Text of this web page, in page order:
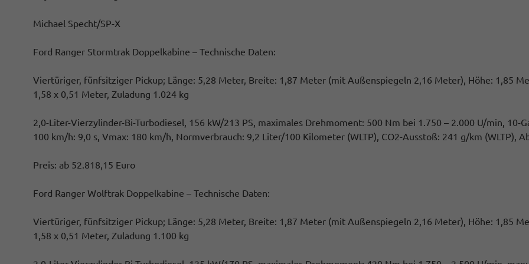
Michael Specht/SP-X
Ford Ranger Stormtrak Doppelkabine – Technische Daten:
Viertüriger, fünfsitziger Pickup; Länge: 5,28 Meter, Breite: 1,87 Meter (mit Außenspiegeln 2,16 Meter), Höhe: 1,85
1,58 x 0,51 Meter, Zuladung 1.024 kg
2,0-Liter-Vierzylinder-Bi-Turbodiesel, 156 kW/213 PS, maximales Drehmoment: 500 Nm bei 1.750 – 2.000 U/min,
100 km/h: 9,0 s, Vmax: 180 km/h, Normverbrauch: 9,2 Liter/100 Kilometer (WLTP), CO2-Ausstoß: 241 g/km (WLTP),
Preis: ab 52.818,15 Euro
Ford Ranger Wolftrak Doppelkabine – Technische Daten:
Viertüriger, fünfsitziger Pickup; Länge: 5,28 Meter, Breite: 1,87 Meter (mit Außenspiegeln 2,16 Meter), Höhe: 1,85
1,58 x 0,51 Meter, Zuladung 1.100 kg